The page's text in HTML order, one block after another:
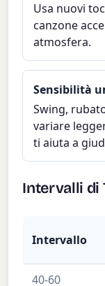
Usa nuovi
canzone
atmosfera.
Sensibilità
Swing,
variare
ti aiuta a
Intervalli di
Intervallo
40-60